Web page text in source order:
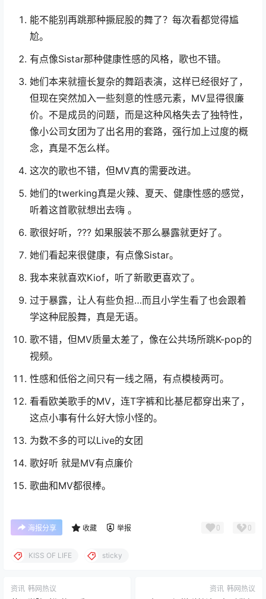
能不能别再跳那种撅屁股的舞了？每次看都觉得尴
尬。
有点像Sistar那种健康性感的风格，歌也不错。
她们本来就擅长复杂的舞蹈表演，这样已经很好了，
但现在突然加入一些刻意的性感元素，MV显得很廉
价。不是成员的问题，而是这种风格失去了独特性，
像小公司女团为了出名用的套路，强行加上过度的概
念，真是不怎么样。
这次的歌也不错，但MV真的需要改进。
她们的twerking真是火辣、夏天、健康性感的感觉，
听着这首歌就想出去嗨 。
歌很好听，??? 如果服装不那么暴露就更好了。
她们看起来很健康，有点像Sistar。
我本来就喜欢Kiof，听了新歌更喜欢了。
过于暴露，让人有些负担…而且小学生看了也会跟着
学这种屁股舞，真是无语。
歌不错，但MV质量太差了，像在公共场所跳K-pop的
视频。
性感和低俗之间只有一线之隔，有点模棱两可。
看看欧美歌手的MV，连T字裤和比基尼都穿出来了，
这点小事有什么好大惊小怪的。
为数不多的可以Live的女团
歌好听 就是MV有点廉价
歌曲和MV都很棒。
海报分享 收藏 举报 0 0
KISS OF LIFE sticky
资讯 韩网热议 资讯 韩网热议